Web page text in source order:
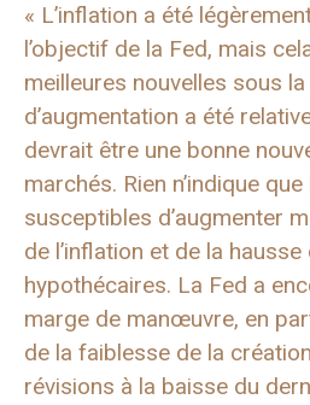
« L’inflation a été
l’objectif de la Fed, mais
meilleures nouvelles sous
d’augmentation a été
devrait être une bonne
marchés. Rien n’indique
susceptibles d’augmenter
de l’inflation et de la
hypothécaires. La Fed a
marge de manœuvre, en
de la faiblesse de la
révisions à la baisse du